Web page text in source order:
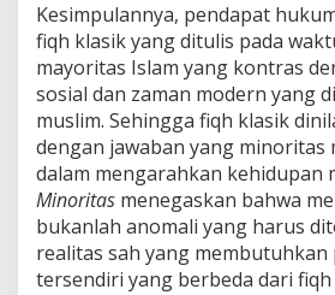
Kesimpulannya, pendapat
fiqh klasik yang ditulis pada
mayoritas Islam yang kontras
sosial dan zaman modern yang
muslim. Sehingga fiqh klasik
dengan jawaban yang minoritas
dalam mengarahkan kehidupan
Minoritas menegaskan bahwa
bukanlah anomali yang harus
realitas sah yang
tersendiri yang berbeda dari